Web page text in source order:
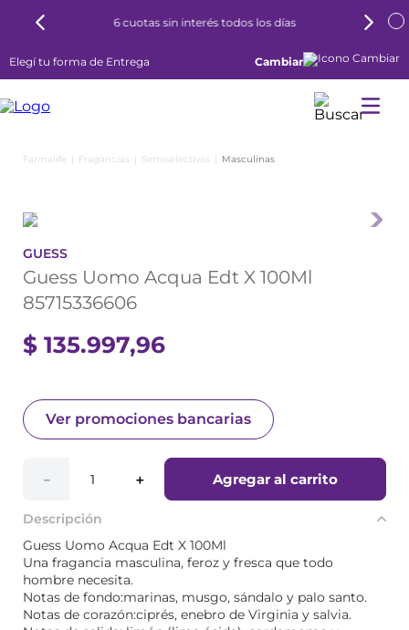
6 cuotas sin interés todos los días
Elegí tu forma de Entrega Cambiar
Fragancias Semiselectivas Masculinas
GUESS
Guess Uomo Acqua Edt X 100Ml
85715336606
$ 135.997,96
Ver promociones bancarias
＋
－ Agregar al carrito
Descripción
Guess Uomo Acqua Edt X 100Ml
Una fragancia masculina, feroz y fresca que todo
hombre necesita.
Notas de fondo:marinas, musgo, sándalo y palo santo.
Notas de corazón:ciprés, enebro de Virginia y salvia.